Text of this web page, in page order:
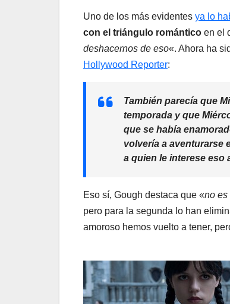
Uno de los más evidentes ya lo
con el triángulo romántico en el
deshacernos de eso«. Ahora ha
Hollywood Reporter:
También parecía que
temporada y que
que se había
volvería a aventurarse
a quien le interese eso
Eso sí, Gough destaca que «no es
pero para la segunda lo han
amoroso hemos vuelto a tener,